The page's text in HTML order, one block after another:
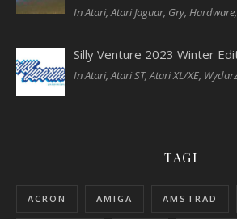
In Atari, Atari Jaguar, Gry,
Silly Venture 2023 Winter
In Atari, Atari ST, Atari XL/XE,
TAGI
ACRON AMIGA AMSTRAD